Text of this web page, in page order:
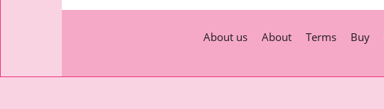
About us About Terms Buy